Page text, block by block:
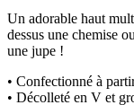
Un adorable haut
dessus une chemise
une jupe !
• Confectionné à
• Décolleté en V et